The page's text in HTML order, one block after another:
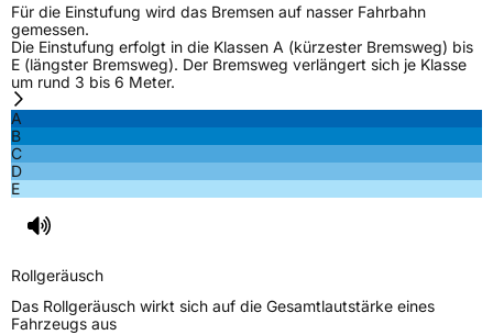
Für die Einstufung wird das Bremsen auf nasser Fahrbahn
gemessen.
Die Einstufung erfolgt in die Klassen A (kürzester Bremsweg) bis
E (längster Bremsweg). Der Bremsweg verlängert sich je Klasse
um rund 3 bis 6 Meter.
A
B
C
D
E
Rollgeräusch
Das Rollgeräusch wirkt sich auf die Gesamtlautstärke eines
Fahrzeugs aus